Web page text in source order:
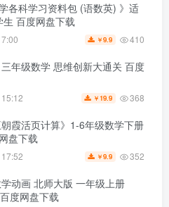
各科学习资料包 (语数英) 》适
百度网盘下载
￥9.9 410
年级数学 思维创新大通关 百度
￥ 19.9 368
霞活页计算》1-6年级数学下册
盘下载
￥9.9 352
动画 北师大版 一年级上册
度网盘下载